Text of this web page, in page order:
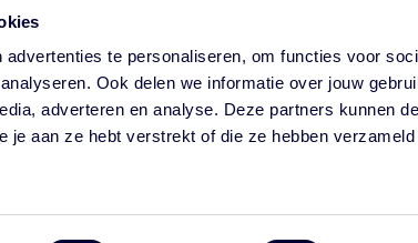
te personaliseren, om functies voor
Ook delen we informatie over jouw
adverteren en analyse. Deze partners kunnen
je aan ze hebt verstrekt of die ze hebben
Bondsreglementen
Klachtenregeling
Partners
Vacatures